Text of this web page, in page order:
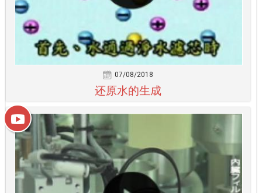
07/08/2018
还原水的生成